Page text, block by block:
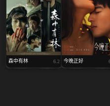
森中有林 6.2 今晚正好